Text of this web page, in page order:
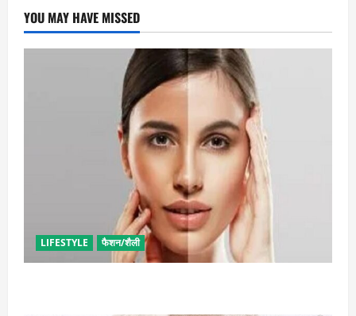
YOU MAY HAVE MISSED
LIFESTYLE फैशन/शैली